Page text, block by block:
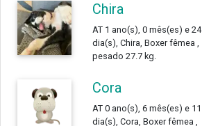
Chira
AT 1 ano(s), 0 mês(es) e 24
dia(s), Chira, Boxer fêmea ,
pesado 27.7 kg.
Cora
AT 0 ano(s), 6 mês(es) e 11
dia(s), Cora, Boxer fêmea ,